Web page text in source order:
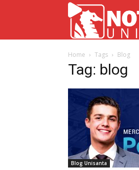
Home Tags Blog
Tag: blog
Blog Unisanta